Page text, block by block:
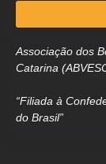
Associação dos
Catarina
“Filiada à
do Brasil”